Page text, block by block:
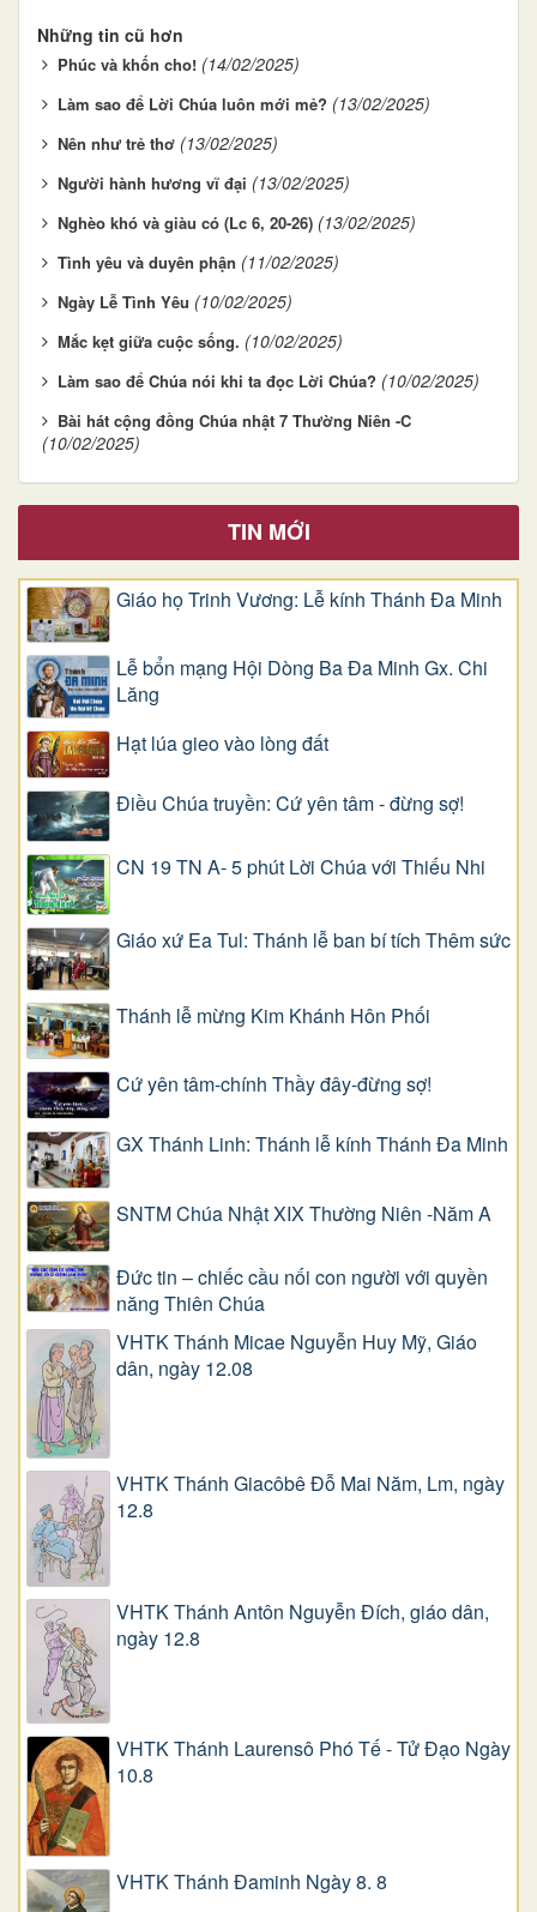
Những tin cũ hơn
Phúc và khốn cho! (14/02/2025)
Làm sao để Lời Chúa luôn mới mẻ? (13/02/2025)
Nên như trẻ thơ (13/02/2025)
Người hành hương vĩ đại (13/02/2025)
Nghèo khó và giàu có (Lc 6, 20-26) (13/02/2025)
Tình yêu và duyên phận (11/02/2025)
Ngày Lễ Tình Yêu (10/02/2025)
Mắc kẹt giữa cuộc sống. (10/02/2025)
Làm sao để Chúa nói khi ta đọc Lời Chúa? (10/02/2025)
Bài hát cộng đồng Chúa nhật 7 Thường Niên -C
(10/02/2025)
TIN MỚI
Giáo họ Trinh Vương: Lễ kính Thánh Đa Minh
Lễ bổn mạng Hội Dòng Ba Đa Minh Gx. Chi
Lăng
Hạt lúa gieo vào lòng đất
Điều Chúa truyền: Cứ yên tâm - đừng sợ!
CN 19 TN A- 5 phút Lời Chúa với Thiếu Nhi
Giáo xứ Ea Tul: Thánh lễ ban bí tích Thêm sức
Thánh lễ mừng Kim Khánh Hôn Phối
Cứ yên tâm-chính Thầy đây-đừng sợ!
GX Thánh Linh: Thánh lễ kính Thánh Đa Minh
SNTM Chúa Nhật XIX Thường Niên -Năm A
Đức tin – chiếc cầu nối con người với quyền
năng Thiên Chúa
VHTK Thánh Micae Nguyễn Huy Mỹ, Giáo
dân, ngày 12.08
VHTK Thánh Giacôbê Ðỗ Mai Năm, Lm, ngày
12.8
VHTK Thánh Antôn Nguyễn Ðích, giáo dân,
ngày 12.8
VHTK Thánh Laurensô Phó Tế - Tử Đạo Ngày
10.8
VHTK Thánh Đaminh Ngày 8. 8